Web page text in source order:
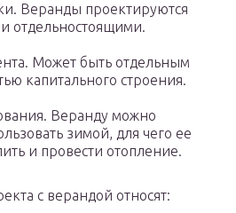
Веранды проектируются
отдельностоящими.
Может быть отдельным
капитального строения.
Веранду можно
зимой, для чего ее
и провести отопление.
с верандой относят: